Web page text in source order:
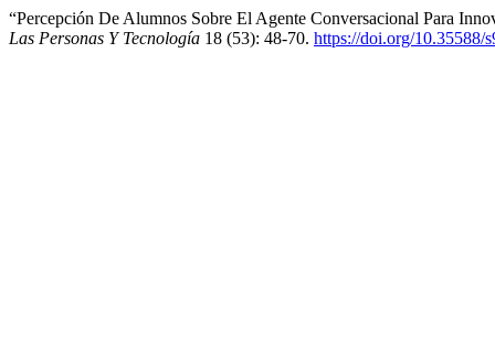
“Percepción De Alumnos Sobre El Agente Conversacional Para
Las Personas Y Tecnología 18 (53): 48-70. https://doi.org/10.35588/